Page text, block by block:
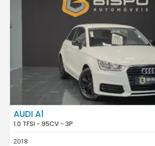
AUDI A1
1.0 TFSI - 95CV - 3P
2018